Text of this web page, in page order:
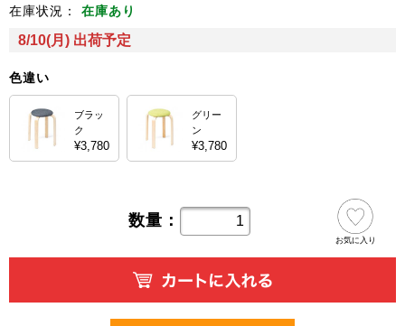
在庫状況： 在庫あり
8/10(月) 出荷予定
色違い
ブラッ
ク
¥3,780
グリー
ン
¥3,780
数量：
お気に入り